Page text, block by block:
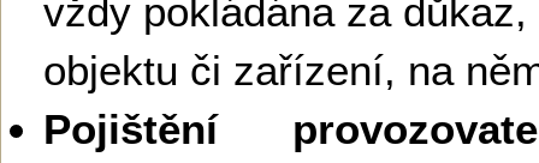
vždy pokládána za
objektu či zařízení, na
Pojištění